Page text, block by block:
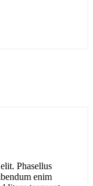
Phasellus
enim